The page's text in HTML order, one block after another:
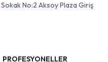
No:2 Aksoy Plaza Giriş
PROFESYONELLER